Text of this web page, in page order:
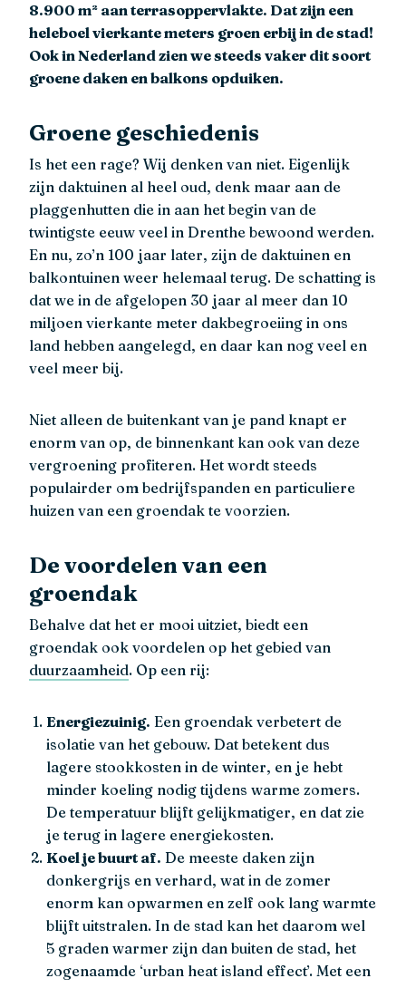
8.900 m² aan terrasoppervlakte. Dat zijn een
heleboel vierkante meters groen erbij in de stad!
Ook in Nederland zien we steeds vaker dit soort
groene daken en balkons opduiken.
Groene geschiedenis
Is het een rage? Wij denken van niet. Eigenlijk
zijn daktuinen al heel oud, denk maar aan de
plaggenhutten die in aan het begin van de
twintigste eeuw veel in Drenthe bewoond werden.
En nu, zo’n 100 jaar later, zijn de daktuinen en
balkontuinen weer helemaal terug. De schatting is
dat we in de afgelopen 30 jaar al meer dan 10
miljoen vierkante meter dakbegroeiing in ons
land hebben aangelegd, en daar kan nog veel en
veel meer bij.
Niet alleen de buitenkant van je pand knapt er
enorm van op, de binnenkant kan ook van deze
vergroening profiteren. Het wordt steeds
populairder om bedrijfspanden en particuliere
huizen van een groendak te voorzien.
De voordelen van een
groendak
Behalve dat het er mooi uitziet, biedt een
groendak ook voordelen op het gebied van
duurzaamheid. Op een rij:
Energiezuinig. Een groendak verbetert de
isolatie van het gebouw. Dat betekent dus
lagere stookkosten in de winter, en je hebt
minder koeling nodig tijdens warme zomers.
De temperatuur blijft gelijkmatiger, en dat zie
je terug in lagere energiekosten.
Koel je buurt af. De meeste daken zijn
donkergrijs en verhard, wat in de zomer
enorm kan opwarmen en zelf ook lang warmte
blijft uitstralen. In de stad kan het daarom wel
5 graden warmer zijn dan buiten de stad, het
zogenaamde ‘urban heat island effect’. Met een